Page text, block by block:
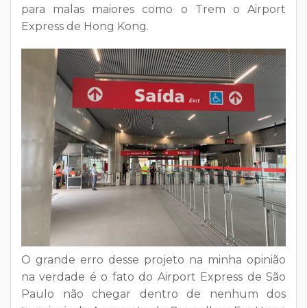
para malas maiores como o Trem o Airport
Express de Hong Kong.
O grande erro desse projeto na minha opinião
na verdade é o fato do Airport Express de São
Paulo não chegar dentro de nenhum dos